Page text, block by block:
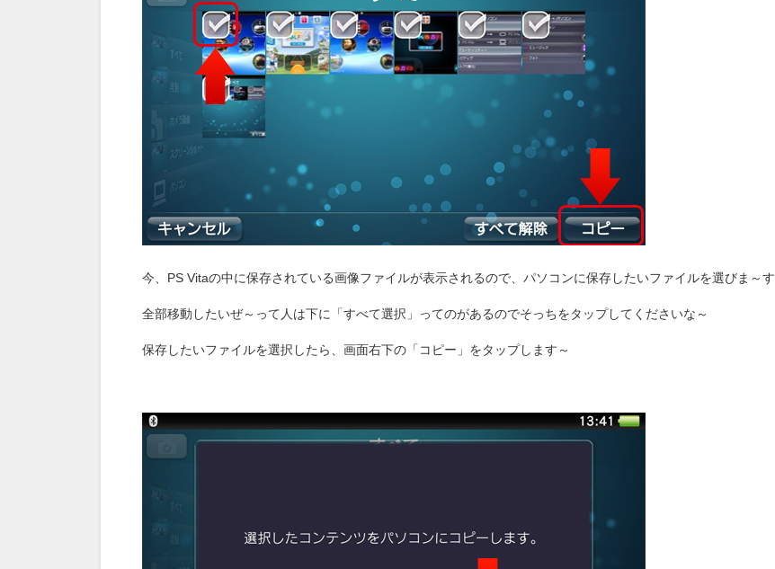
今、PS Vitaの中に保存されている画像ファイルが表示されるので、パソコンに保存したいファイルを選びま～す
全部移動したいぜ～って人は下に「すべて選択」ってのがあるのでそっちをタップしてくださいな～
保存したいファイルを選択したら、画面右下の「コピー」をタップします～